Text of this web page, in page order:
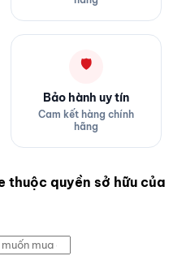
🛡
Bảo hành uy tín
Cam kết hàng chính
hãng
thuộc quyền sở hữu của